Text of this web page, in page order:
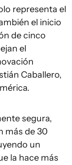
representa el
el inicio
de cinco
el
Caballero,
segura,
más de 30
un
la hace más